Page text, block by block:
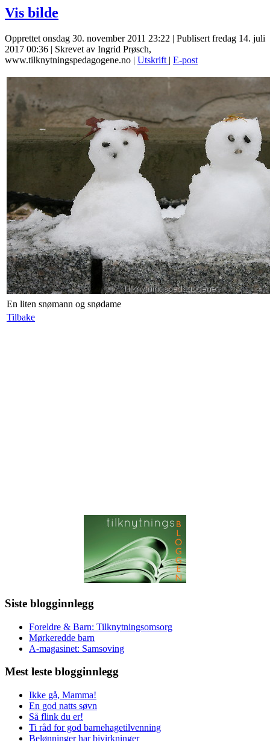
Vis bilde
Opprettet onsdag 30. november 2011 23:22 | Publisert fredag 14. juli
2017 00:36 | Skrevet av Ingrid Prøsch,
www.tilknytningspedagogene.no | Utskrift | E-post
En liten snømann og snødame
Tilbake
Siste blogginnlegg
Foreldre & Barn: Tilknytningsomsorg
Mørkeredde barn
A-magasinet: Samsoving
Mest leste blogginnlegg
Ikke gå, Mamma!
En god natts søvn
Så flink du er!
Ti råd for god barnehagetilvenning
Belønninger har bivirkninger